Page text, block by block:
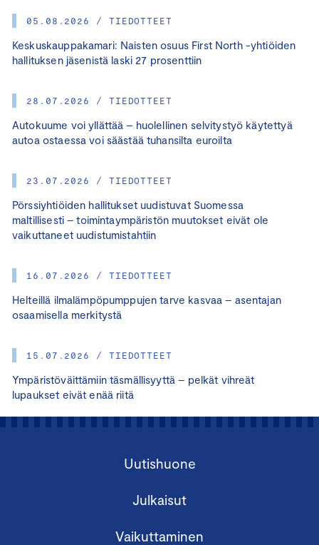
05.08.2026 / TIEDOTTEET
Keskuskauppakamari: Naisten osuus First North -yhtiöiden
hallituksen jäsenistä laski 27 prosenttiin
28.07.2026 / TIEDOTTEET
Autokuume voi yllättää – huolellinen selvitystyö käytettyä
autoa ostaessa voi säästää tuhansilta euroilta
23.07.2026 / TIEDOTTEET
Pörssiyhtiöiden hallitukset uudistuvat Suomessa
maltillisesti – toimintaympäristön muutokset eivät ole
vaikuttaneet uudistumistahtiin
16.07.2026 / TIEDOTTEET
Helteillä ilmalämpöpumppujen tarve kasvaa – asentajan
osaamisella merkitystä
15.07.2026 / TIEDOTTEET
Ympäristöväittämiin täsmällisyyttä – pelkät vihreät
lupaukset eivät enää riitä
Uutishuone
Julkaisut
Vaikuttaminen